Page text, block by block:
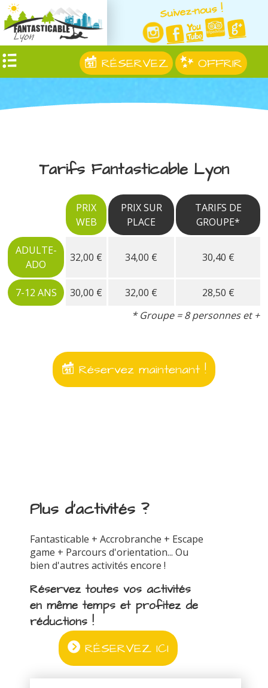
Suivez-nous !
RÉSERVEZ OFFRIR
Tarifs Fantasticable Lyon
PRIX
WEB
PRIX SUR
PLACE
TARIFS DE
GROUPE*
ADULTE-
ADO
32,00 € 34,00 € 30,40 €
7-12 ANS 30,00 € 32,00 €
28,50 €
* Groupe = 8 personnes et +
Réservez maintenant !
Plus d'activités ?
Fantasticable + Accrobranche + Escape
game + Parcours d'orientation... Ou
bien d'autres activités encore !
Réservez toutes vos activités
en même temps et profitez de
réductions !
RÉSERVEZ ICI